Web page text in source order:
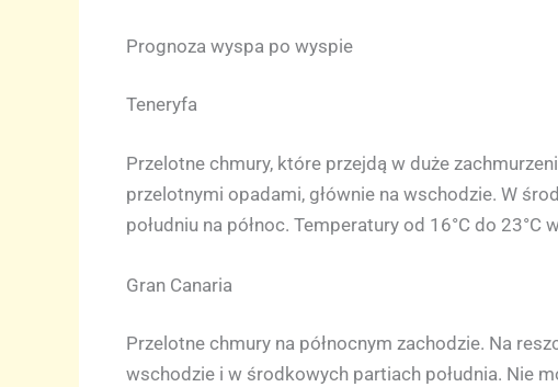
Prognoza wyspa po wyspie
Teneryfa
Przelotne chmury, które przejdą w duże
przelotnymi opadami, głównie na wschodzie. W
południu na północ. Temperatury od 16°C do 23°C
Gran Canaria
Przelotne chmury na północnym zachodzie. Na
wschodzie i w środkowych partiach południa. Nie